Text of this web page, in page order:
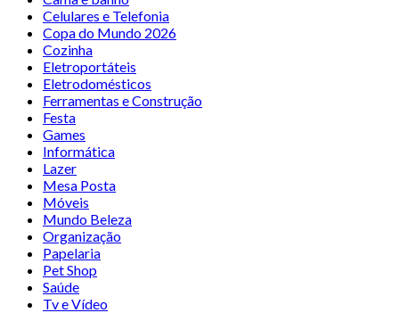
Celulares e Telefonia
Copa do Mundo 2026
Cozinha
Eletroportáteis
Eletrodomésticos
Ferramentas e Construção
Festa
Games
Informática
Lazer
Mesa Posta
Móveis
Mundo Beleza
Organização
Papelaria
Pet Shop
Saúde
Tv e Vídeo